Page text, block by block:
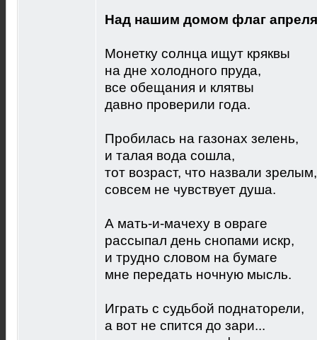
Над нашим домом флаг
Монетку солнца ищут кряквы
на дне холодного пруда,
все обещания и клятвы
давно проверили года.
Пробилась на газонах зелень,
и талая вода сошла,
тот возраст, что назвали зрелым,
совсем не чувствует душа.
А мать-и-мачеху в овраге
рассыпал день снопами искр,
и трудно словом на бумаге
мне передать ночную мысль.
Играть с судьбой поднаторели,
а вот не спится до зари...